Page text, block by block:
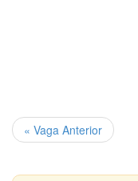
« Vaga Anterior